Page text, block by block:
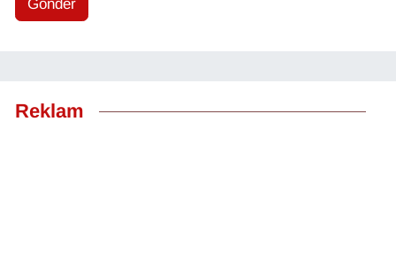
Gönder
Reklam